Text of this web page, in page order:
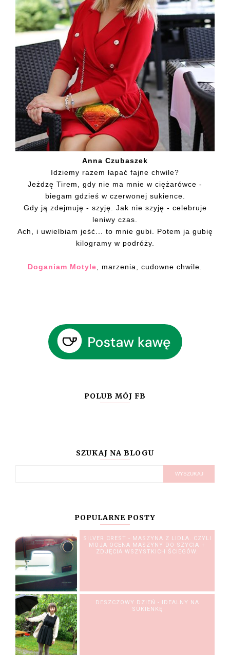
Anna Czubaszek
Idziemy razem łapać fajne chwile?
Jeżdzę Tirem, gdy nie ma mnie w ciężarówce -
biegam gdzieś w czerwonej sukience.
Gdy ją zdejmuję - szyję. Jak nie szyję - celebruje
leniwy czas.
Ach, i uwielbiam jeść... to mnie gubi. Potem ja gubię
kilogramy w podróży.
Doganiam Motyle , marzenia, cudowne chwile.
POLUB MÓJ FB
SZUKAJ NA BLOGU
POPULARNE POSTY
SILVER CREST - MASZYNA Z LIDLA. CZYLI
MOJA OCENA MASZYNY DO SZYCIA +
ZDJĘCIA WSZYSTKICH ŚCIEGÓW.
DESZCZOWY DZIEŃ - IDEALNY NA
SUKIENKĘ